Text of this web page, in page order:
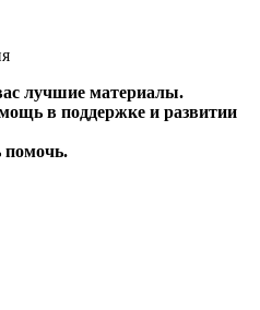
лучшие материалы.
в поддержке и развитии
помочь.